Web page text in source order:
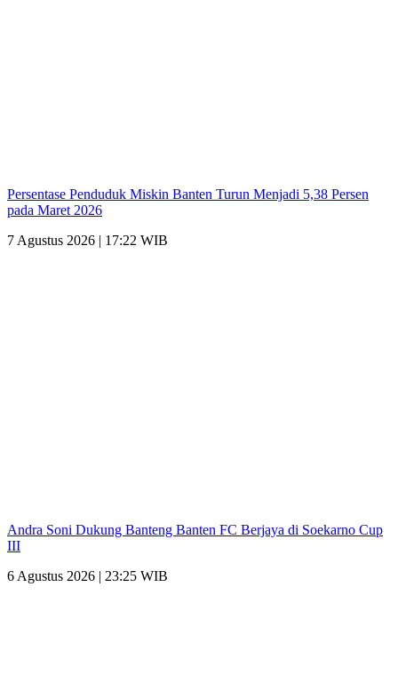
Persentase Penduduk Miskin Banten Turun Menjadi 5,38 Persen
pada Maret 2026
7 Agustus 2026 | 17:22 WIB
Andra Soni Dukung Banteng Banten FC Berjaya di Soekarno Cup
III
6 Agustus 2026 | 23:25 WIB